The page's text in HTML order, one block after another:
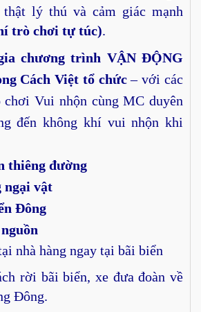
lý thú và cảm giác mạnh
trò chơi tự túc).
chương trình VẬN ĐỘNG
Cách Việt tổ chức– với các
chơi Vui nhộn cùng MC duyên
đến không khí vui nhộn khi
thiêng đường
ngại vật
Đông
nhà hàng ngay tại bãi biển
rời bãi biển, xe đưa đoàn về
Đông.